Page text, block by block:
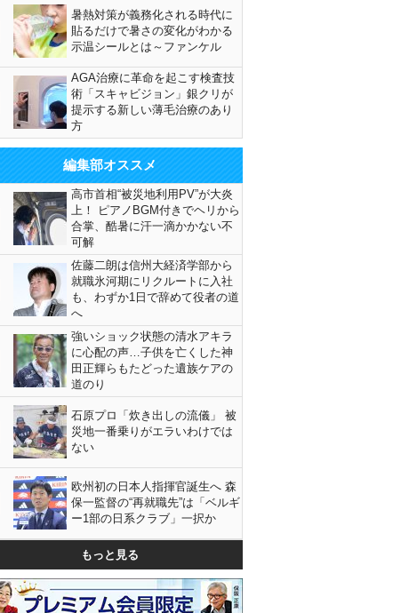
暑熱対策が義務化される時代に
貼るだけで暑さの変化がわかる
示温シールとは～ファンケル
AGA治療に革命を起こす検査技
術「スキャビジョン」銀クリが
提示する新しい薄毛治療のあり
方
編集部オススメ
高市首相“被災地利用PV”が大炎
上！ ピアノBGM付きでヘリから
合掌、酷暑に汗一滴かかない不
可解
佐藤二朗は信州大経済学部から
就職氷河期にリクルートに入社
も、わずか1日で辞めて役者の道
へ
強いショック状態の清水アキラ
に心配の声…子供を亡くした神
田正輝らもたどった遺族ケアの
道のり
石原プロ「炊き出しの流儀」 被
災地一番乗りがエラいわけでは
ない
欧州初の日本人指揮官誕生へ 森
保一監督の“再就職先”は「ベルギ
ー1部の日系クラブ」一択か
もっと見る